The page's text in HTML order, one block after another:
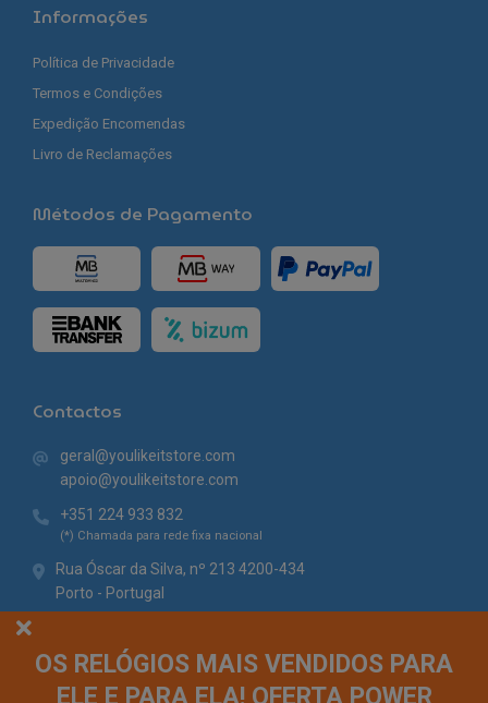
OS RELÓGIOS MAIS VENDIDOS PARA
ELE E PARA ELA! OFERTA POWER
Informações
Política de Privacidade
Termos e Condições
Expedição Encomendas
Livro de Reclamações
Métodos de Pagamento
Contactos
geral@youlikeitstore.com
apoio@youlikeitstore.com
+351 224 933 832
(*) Chamada para rede fixa nacional
Rua Óscar da Silva, nº 213 4200-434
Porto - Portugal